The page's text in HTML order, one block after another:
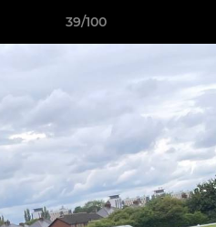
39/100